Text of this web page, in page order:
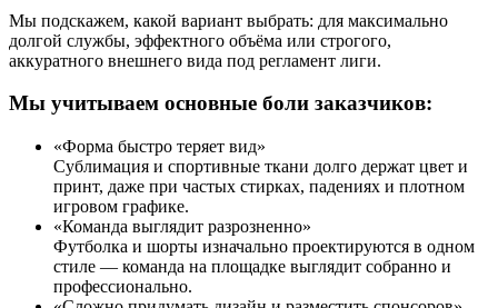
Мы подскажем, какой вариант выбрать: для максимально
долгой службы, эффектного объёма или строгого,
аккуратного внешнего вида под регламент лиги.
Мы учитываем основные боли заказчиков:
«Форма быстро теряет вид»
Сублимация и спортивные ткани долго держат цвет и
принт, даже при частых стирках, падениях и плотном
игровом графике.
«Команда выглядит разрозненно»
Футболка и шорты изначально проектируются в одном
стиле — команда на площадке выглядит собранно и
профессионально.